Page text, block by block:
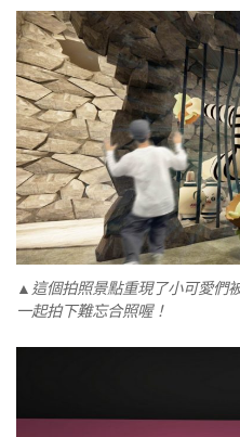
▲這個拍照景點重現了小可愛們
一起拍下難忘合照喔！